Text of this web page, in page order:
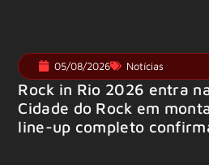
05/08/2026 Notícias
Rock in Rio 2026 entra
Cidade do Rock em
line-up completo